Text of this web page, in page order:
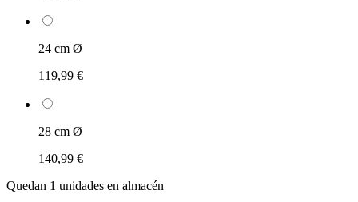
24 cm Ø
119,99 €
28 cm Ø
140,99 €
Quedan 1 unidades en almacén